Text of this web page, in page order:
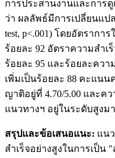
การประสานงานและการ
ว่า ผลลัพธ์มีการเปลี่ยนแป
test, p<.001) โดยอัตราก
ร้อยละ 92 อัตราความสำ
ร้อยละ 95 และร้อยละคว
เพิ่มเป็นร้อยละ 88 คะแน
ญาติอยู่ที่ 4.70/5.00 และค
แนวทางฯ อยู่ในระดับสูงม
สรุปและข้อเสนอแนะ: แน
สำเร็จอย่างสูงในการเป็